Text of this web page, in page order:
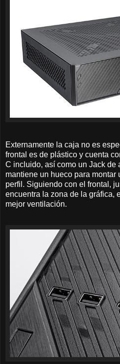
Externamente la caja no es
frontal es de plástico y cuenta
C incluido, así como un Jack de
mantiene un hueco para montar
perfil. Siguiendo con el frontal,
encuentra la zona de la gráfica,
mejor ventilación.